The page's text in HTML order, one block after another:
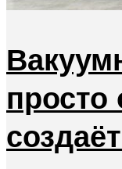
просто